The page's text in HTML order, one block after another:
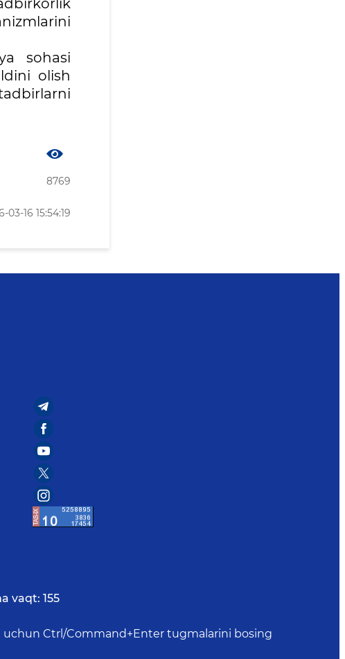
sohasi
olish
8769
16 15:54:19
vaqt: 155
uchun Ctrl/Command+Enter tugmalarini bosing